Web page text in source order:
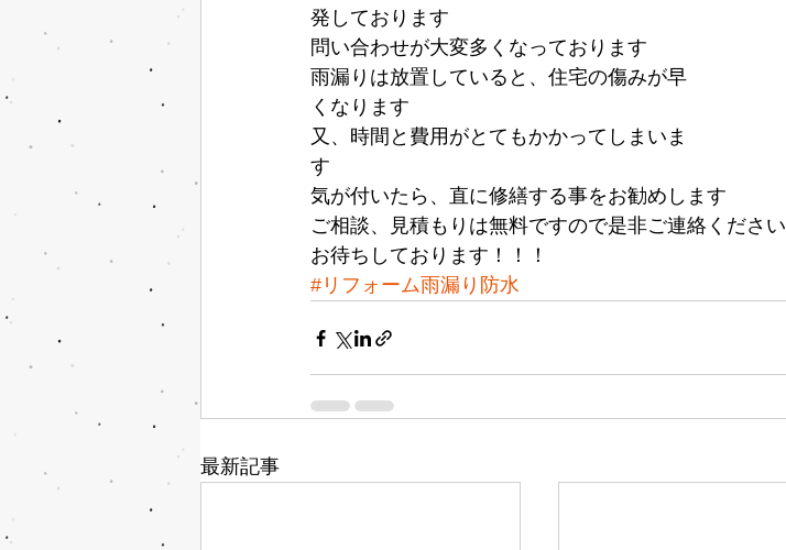
発しております
問い合わせが大変多くなっております
雨漏りは放置していると、住宅の傷みが早
くなります
又、時間と費用がとてもかかってしまいま
す
気が付いたら、直に修繕する事をお勧めします
ご相談、見積もりは無料ですので是非ご連絡ください
お待ちしております！！！
#リフォーム雨漏り防水
最新記事